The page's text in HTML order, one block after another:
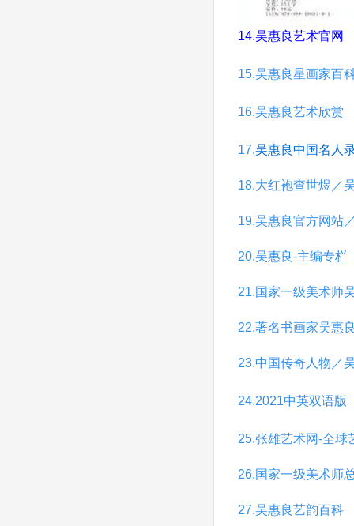
14.吴惠良艺术官网
15.吴惠良星画家百
16.吴惠良艺术欣赏
17.吴惠良中国名人
18.大红袍查世煜／
19.吴惠良官方网站
20.吴惠良-主编专栏
21.国家一级美术师
22.著名书画家吴惠
23.中国传奇人物／
24.2021中英双语版
25.张雄艺术网-全球
26.国家一级美术师
27.吴惠良艺韵百科